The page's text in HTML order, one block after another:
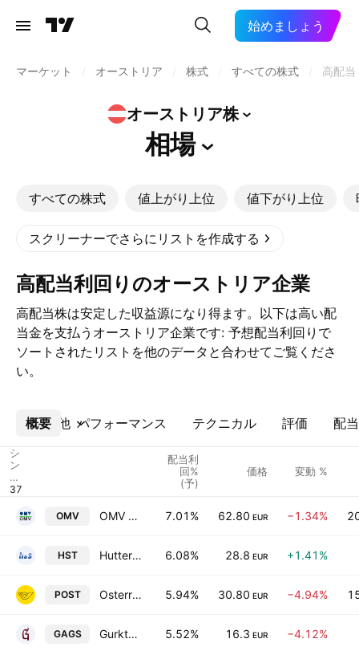
始めましょう
マーケット オーストリア 株式 すべての株式 高配当
オーストリア株
相場
すべての株式 値上がり上位 値下がり上位
スクリーナーでさらにリストを作成する
高配当利回りのオーストリア企業
高配当株は安定した収益源になり得ます。以下は高い配
当金を支払うオーストリア企業です: 予想配当利回りで
ソートされたリストを他のデータと合わせてご覧くださ
い。
概要 パフォーマンス テクニカル 評価 配当
その他
シ
ン
ボ
ル
配当利
回%
(予)
価格 変動 %
OMV OMV AG 7.01% 62.80 EUR −1.34%
HST Hutter & Schrantz Stahlbau AG 6.08% 28.8 EUR +1.41%
POST Osterreichische Post AG 5.94% 30.80 EUR −4.94%
GAGS Gurktaler AG 5.52% 16.3 EUR −4.12%